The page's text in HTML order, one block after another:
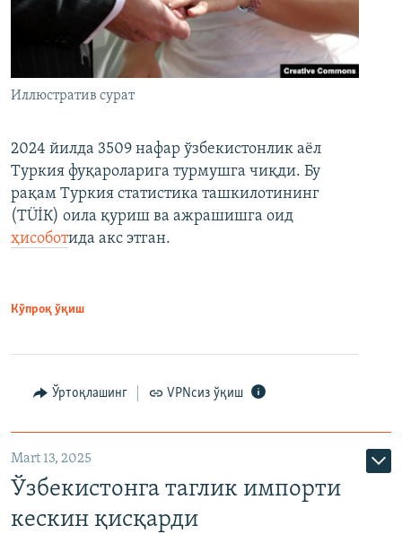
Иллюстратив сурат
2024 йилда 3509 нафар ўзбекистонлик аёл
Туркия фуқароларига турмушга чиқди. Бу
рақам Туркия статистика ташкилотининг
(ТÜİК) оила қуриш ва ажрашишга оид
ҳисоботида акс этган.
Кўпроқ ўқиш
Ўртоқлашинг VPNсиз ўқиш
Mart 13, 2025
Ўзбекистонга таглик импорти
кескин қисқарди